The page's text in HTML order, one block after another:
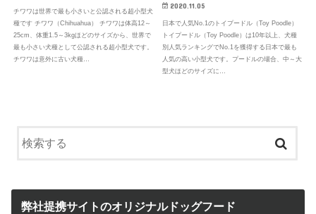
チワワは世界で最も小さいと公認される超小型犬
種です チワワ（Chihuahua） チワワは体高12～
25cm、体重1.5～3kgほどのサイズから、世界で
最も小さい犬種として公認される超小型犬です。
チワワは意外に古い犬種…
2020.11.05
日本で人気No.1のトイプードル（Toy Poodle）
トイプードル（Toy Poodle）は10年以上、犬種
別人気ランキングでNo.1を獲得する日本で最も
人気の高い小型犬です。プードルの場合、中～大
型犬ほどのサイズに…
弊社提携サイトのオリジナルドッグフード